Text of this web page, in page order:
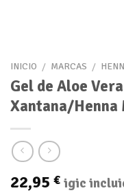
INICIO / MARCAS /
Gel de Aloe
Xantana/Henna
22,95 € igic